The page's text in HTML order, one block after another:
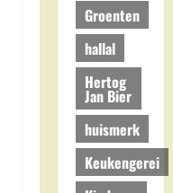
Groenten
hallal
Hertog
Jan Bier
huismerk
Keukengerei